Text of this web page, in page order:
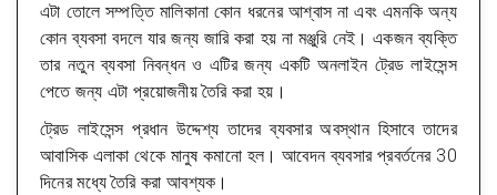
এটা তোলে সম্পত্তি মালিকানা কোন ধরনের আশ্বাস না এবং এমনকি অন্য
কোন ব্যবসা বদলে যার জন্য জারি করা হয় না মঞ্জুরি নেই। একজন ব্যক্তি
তার নতুন ব্যবসা নিবন্ধন ও এটির জন্য একটি অনলাইন ট্রেড লাইসেন্স
পেতে জন্য এটা প্রয়োজনীয় তৈরি করা হয়।
ট্রেড লাইসেন্স প্রধান উদ্দেশ্য তাদের ব্যবসার অবস্থান হিসাবে তাদের
আবাসিক এলাকা থেকে মানুষ কমানো হল। আবেদন ব্যবসার প্রবর্তনের 30
দিনের মধ্যে তৈরি করা আবশ্যক।